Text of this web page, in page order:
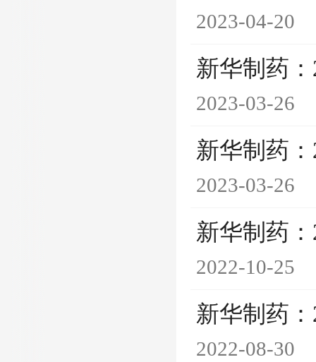
2023-04-20
新华制药
2023-03-26
新华制药
2023-03-26
新华制药
2022-10-25
新华制药
2022-08-30